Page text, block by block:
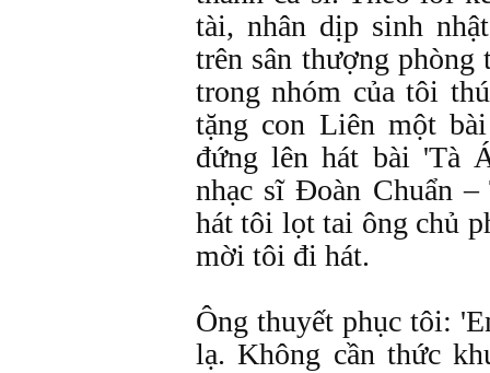
tài, nhân dịp sinh
trên sân thượng
trong nhóm của tôi
tặng con Liên một
đứng lên hát bài 'Tà
nhạc sĩ Đoàn Chuẩn
hát tôi lọt tai ông chủ
mời tôi đi hát.
Ông thuyết phục tôi:
lạ. Không cần thức